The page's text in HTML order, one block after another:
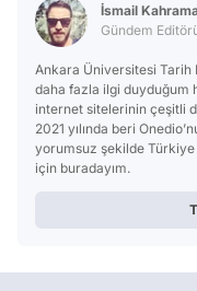
İsmail
Gündem
Ankara Üniversitesi Tarih
daha fazla ilgi duyduğum
internet sitelerinin çeşitli
2021 yılında beri
yorumsuz şekilde
için buradayım.